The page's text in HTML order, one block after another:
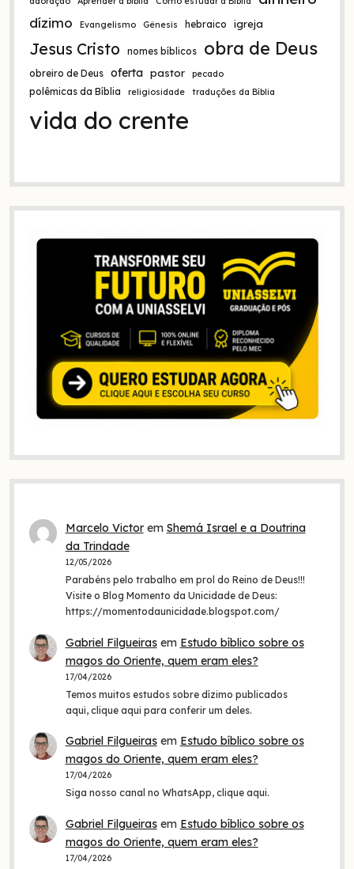
dízimo Evangelismo Gênesis hebraico igreja
Jesus Cristo nomes bíblicos obra de Deus
obreiro de Deus oferta pastor pecado
polêmicas da Bíblia religiosidade traduções da Bíblia
vida do crente
Marcelo Victorem Shemá Israel e a Doutrina
da Trindade
12/05/2026
Parabéns pelo trabalho em prol do Reino de Deus!!!
Visite o Blog Momento da Unicidade de Deus:
https://momentodaunicidade.blogspot.com/
Gabriel Filgueirasem Estudo bíblico sobre os
magos do Oriente, quem eram eles?
17/04/2026
Temos muitos estudos sobre dízimo publicados
aqui, clique aqui para conferir um deles.
Gabriel Filgueirasem Estudo bíblico sobre os
magos do Oriente, quem eram eles?
17/04/2026
Siga nosso canal no WhatsApp, clique aqui.
Gabriel Filgueirasem Estudo bíblico sobre os
magos do Oriente, quem eram eles?
17/04/2026